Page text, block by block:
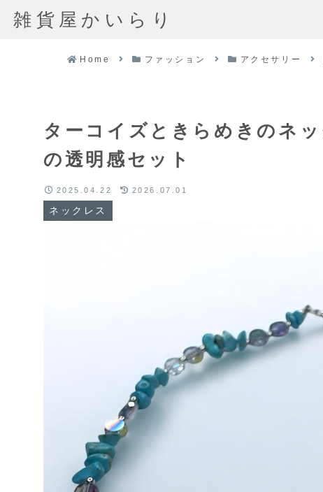
雑貨屋かいらり
Home ファッション アクセサリー
ターコイズときらめきのネ
の透明感セット
ネックレス
2025.04.22 2026.07.01